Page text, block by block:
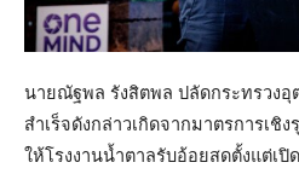
นายณัฐพล รังสิตพล ปลัดกระทรวงอุ
สำเร็จดังกล่าวเกิดจากมาตรการเชิ
ให้โรงงานน้ำตาลรับอ้อยสดตั้งแต่เ